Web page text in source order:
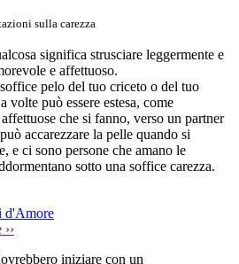
sulla carezza
significa strusciare leggermente e
e affettuoso.
pelo del tuo criceto o del tuo
volte può essere estesa, come
che si fanno, verso un partner
accarezzare la pelle quando si
e ci sono persone che amano le
sotto una soffice carezza.
d'Amore
››
iniziare con un